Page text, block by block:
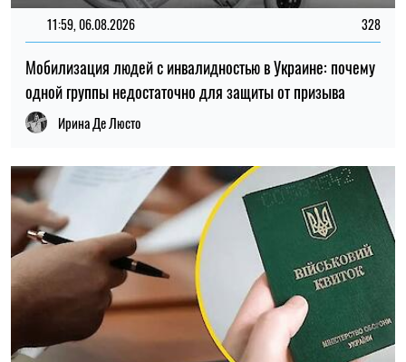
10:30, 06.08.2026
получить бронирование и какие есть ограничения
Ирина Де Люсто